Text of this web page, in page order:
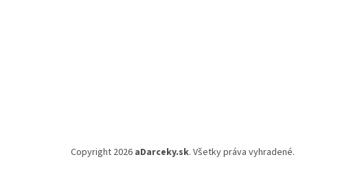
Copyright 2026 aDarceky.sk. Všetky práva vyhradené.